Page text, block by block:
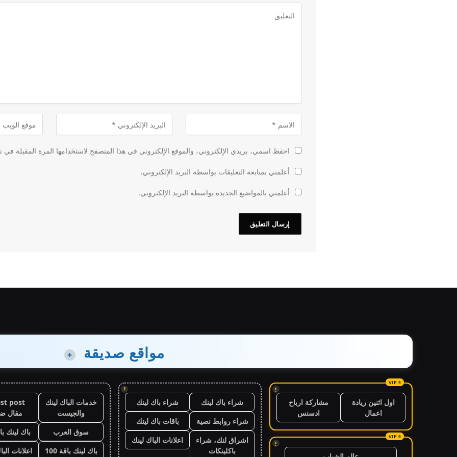
احفظ اسمي، بريدي الإلكتروني، والموقع الإلكتروني في هذا المتصفح لاستخدامها المرة المقبلة في
أعلمني بمتابعة التعليقات بواسطة البريد الإلكتروني.
أعلمني بالمواضيع الجديدة بواسطة البريد الإلكتروني.
مواقع صديقة +
!
اول اثنين ريادة
اعمال
مشاركة ارباح
ادسنس
!
!
شراء باك لينك
شراء باك لينك
شراء روابط نصية
باقات باك لينك
اشراق لنك، شراء
باكلينكات
اعلانات الباك لينك
خدمات الباك لينك
والجيست
post
مقال
سوق العرب
باك لينك
باك لينك باقة 100
اعلانات